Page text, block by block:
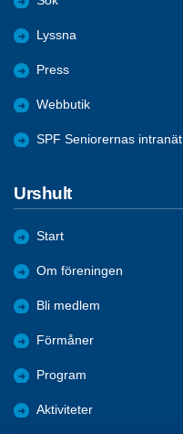
Lyssna
Press
Webbutik
SPF Seniorernas intranät
Urshult
Start
Om föreningen
Bli medlem
Förmåner
Program
Aktiviteter